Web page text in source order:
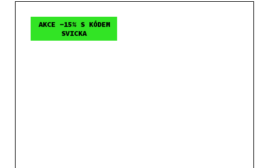
AKCE -15% S KÓDEM
SVICKA